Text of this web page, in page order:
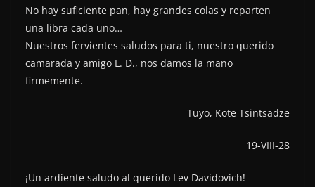
No hay suficiente pan, hay grandes colas y reparten
una libra cada uno…
Nuestros fervientes saludos para ti, nuestro querido
camarada y amigo L. D., nos damos la mano
firmemente.
Tuyo, Kote Tsintsadze
19-VIII-28
¡Un ardiente saludo al querido Lev Davidovich!